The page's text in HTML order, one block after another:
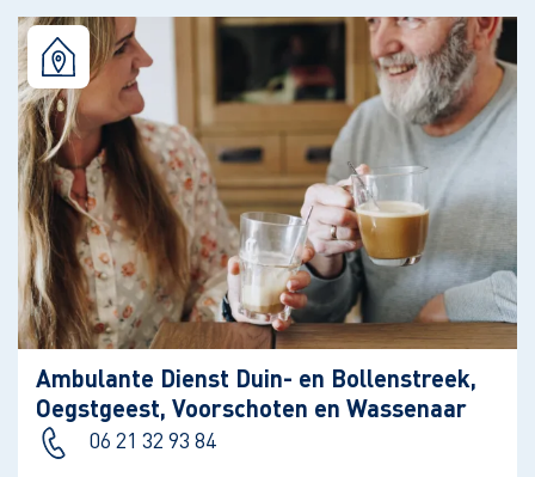
Ambulante Dienst Duin- en Bollenstreek,
Oegstgeest, Voorschoten en Wassenaar
06 21 32 93 84